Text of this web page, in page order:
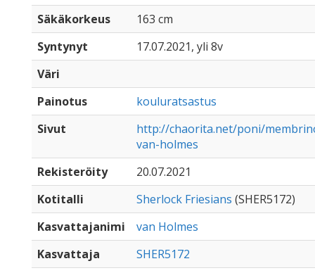
Säkäkorkeus
163 cm
Syntynyt
17.07.2021, yli 8v
Väri
Painotus
kouluratsastus
Sivut
http://chaorita.net/poni/
van-holmes
Rekisteröity
20.07.2021
Kotitalli
Sherlock Friesians (SHER5172)
Kasvattajanimi
van Holmes
Kasvattaja
SHER5172